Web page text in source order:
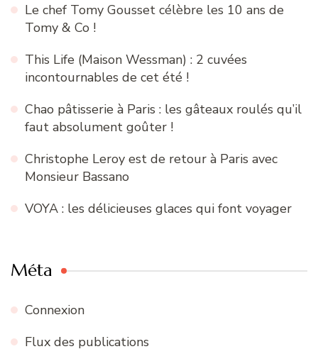
Le chef Tomy Gousset célèbre les 10 ans de
Tomy & Co !
This Life (Maison Wessman) : 2 cuvées
incontournables de cet été !
Chao pâtisserie à Paris : les gâteaux roulés qu’il
faut absolument goûter !
Christophe Leroy est de retour à Paris avec
Monsieur Bassano
VOYA : les délicieuses glaces qui font voyager
Méta
Connexion
Flux des publications